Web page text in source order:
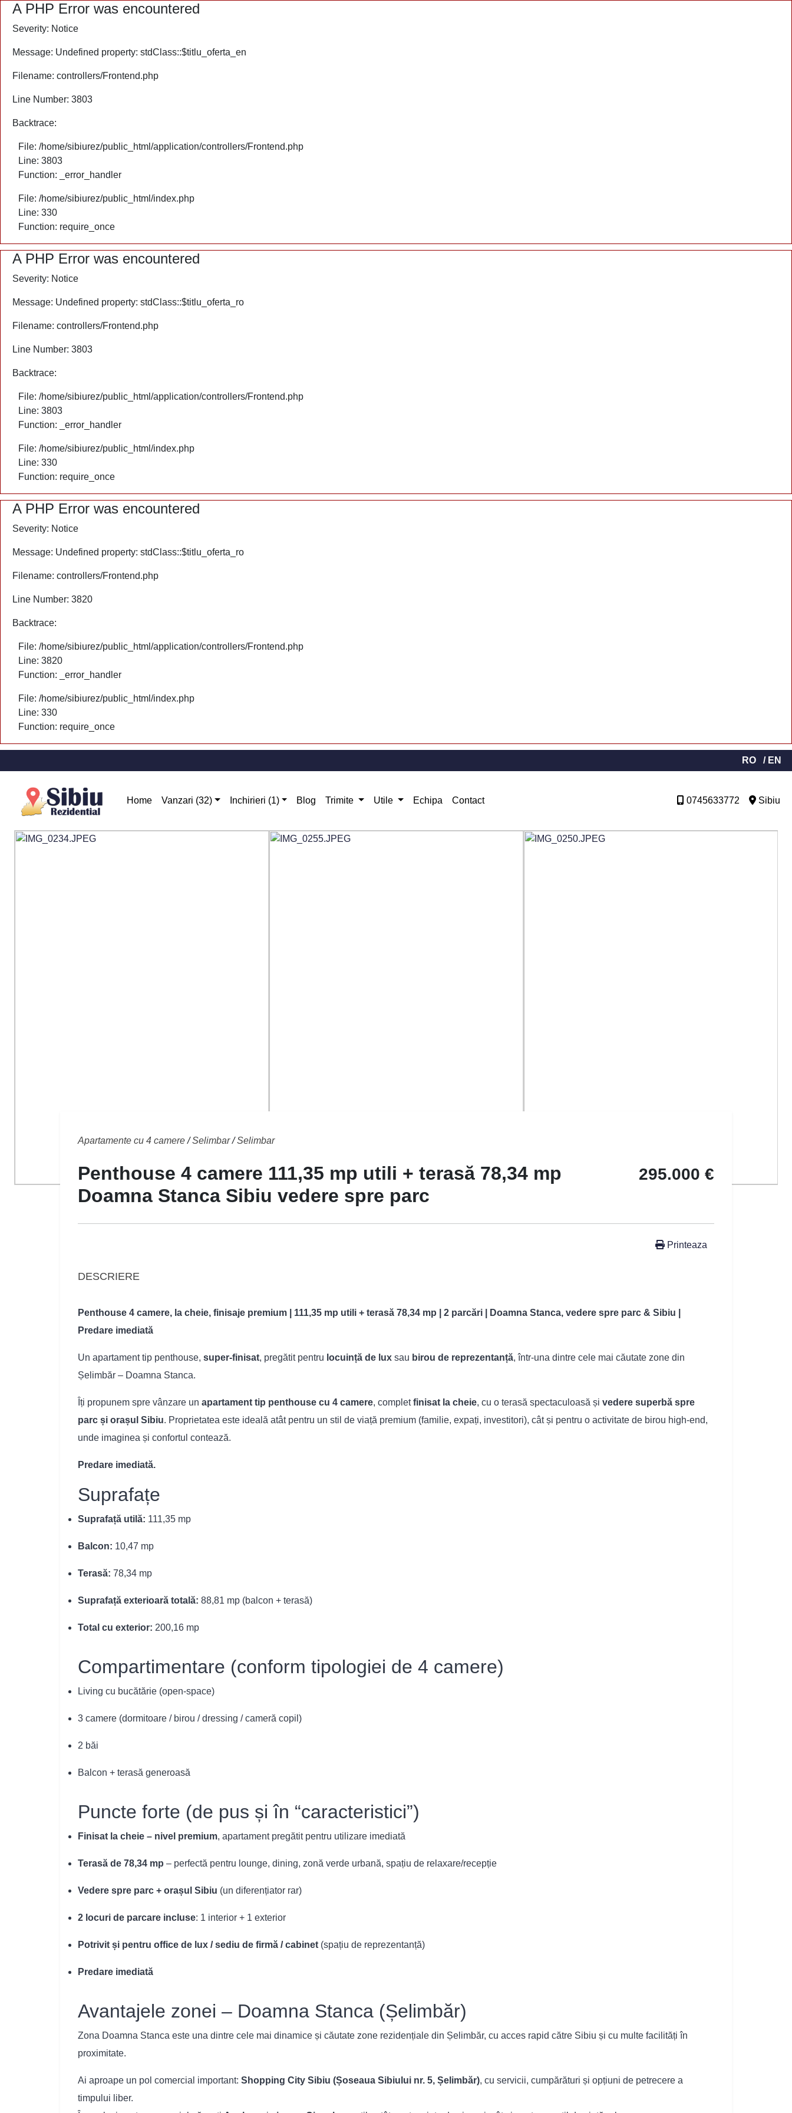
A PHP Error was encountered
Severity: Notice
Message: Undefined property: stdClass::$titlu_oferta_en
Filename: controllers/Frontend.php
Line Number: 3803
Backtrace:
File: /home/sibiurez/public_html/application/controllers/Frontend.php
Line: 3803
Function: _error_handler
File: /home/sibiurez/public_html/index.php
Line: 330
Function: require_once
A PHP Error was encountered
Severity: Notice
Message: Undefined property: stdClass::$titlu_oferta_ro
Filename: controllers/Frontend.php
Line Number: 3803
Backtrace:
File: /home/sibiurez/public_html/application/controllers/Frontend.php
Line: 3803
Function: _error_handler
File: /home/sibiurez/public_html/index.php
Line: 330
Function: require_once
A PHP Error was encountered
Severity: Notice
Message: Undefined property: stdClass::$titlu_oferta_ro
Filename: controllers/Frontend.php
Line Number: 3820
Backtrace:
File: /home/sibiurez/public_html/application/controllers/Frontend.php
Line: 3820
Function: _error_handler
File: /home/sibiurez/public_html/index.php
Line: 330
Function: require_once
RO / EN
Home Vanzari (32) Inchirieri (1) Blog Trimite Utile Echipa Contact 0745633772 Sibiu
Apartamente cu 4 camere/Selimbar/Selimbar
Penthouse 4 camere 111,35 mp utili + terasă 78,34 mp
Doamna Stanca Sibiu vedere spre parc
295.000 €
Printeaza
DESCRIERE
Penthouse 4 camere, la cheie, finisaje premium | 111,35 mp utili + terasă 78,34 mp | 2 parcări | Doamna Stanca, vedere spre parc & Sibiu |
Predare imediată
Un apartament tip penthouse, super-finisat, pregătit pentru locuință de lux sau birou de reprezentanță, într-una dintre cele mai căutate zone din
Șelimbăr – Doamna Stanca.
Îți propunem spre vânzare un apartament tip penthouse cu 4 camere, completfinisat la cheie, cu o terasă spectaculoasă și vedere superbă spre
parc și orașul Sibiu. Proprietatea este ideală atât pentru un stil de viață premium (familie, expați, investitori), cât și pentru o activitate de birou high-end,
unde imaginea și confortul contează.
Predare imediată.
Suprafațe
Suprafață utilă: 111,35 mp
Balcon: 10,47 mp
Terasă: 78,34 mp
Suprafață exterioară totală: 88,81 mp (balcon + terasă)
Total cu exterior: 200,16 mp
Compartimentare (conform tipologiei de 4 camere)
Living cu bucătărie (open-space)
3 camere (dormitoare / birou / dressing / cameră copil)
2 băi
Balcon + terasă generoasă
Puncte forte (de pus și în “caracteristici”)
Finisat la cheie – nivel premium, apartament pregătit pentru utilizare imediată
Terasă de 78,34 mp – perfectă pentru lounge, dining, zonă verde urbană, spațiu de relaxare/recepție
Vedere spre parc + orașul Sibiu (un diferențiator rar)
2 locuri de parcare incluse: 1 interior + 1 exterior
Potrivit și pentru office de lux / sediu de firmă / cabinet (spațiu de reprezentanță)
Predare imediată
Avantajele zonei – Doamna Stanca (Șelimbăr)
Zona Doamna Stanca este una dintre cele mai dinamice și căutate zone rezidențiale din Șelimbăr, cu acces rapid către Sibiu și cu multe facilități în
proximitate.
Ai aproape un pol comercial important: Shopping City Sibiu (Șoseaua Sibiului nr. 5, Șelimbăr), cu servicii, cumpărături și opțiuni de petrecere a
timpului liber.